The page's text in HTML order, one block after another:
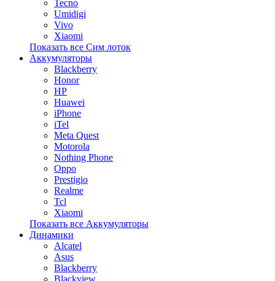
Tecno
Umidigi
Vivo
Xiaomi
Показать все Сим лоток
Аккумуляторы
Blackberry
Honor
HP
Huawei
iPhone
iTel
Meta Quest
Motorola
Nothing Phone
Oppo
Prestigio
Realme
Tcl
Xiaomi
Показать все Аккумуляторы
Динамики
Alcatel
Asus
Blackberry
Blackview